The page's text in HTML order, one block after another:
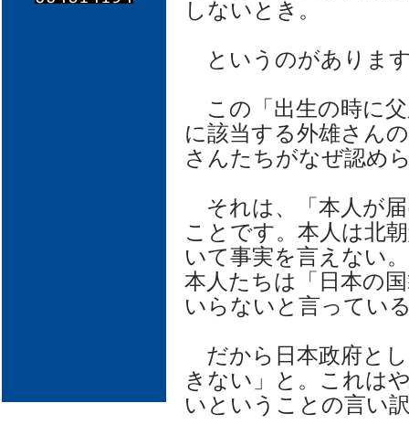
しないとき。
というのがありま
この「出生の時に
に該当する外雄さん
さんたちがなぜ認め
それは、「本人が
ことです。本人は北
いて事実を言えない
本人たちは「日本の
いらないと言ってい
だから日本政府と
きない」と。これは
いということの言い